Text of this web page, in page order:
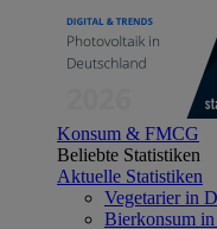
Konsum & FMCG
Beliebte Statistiken
Aktuelle Statistiken
Vegetarier in
Bierkonsum